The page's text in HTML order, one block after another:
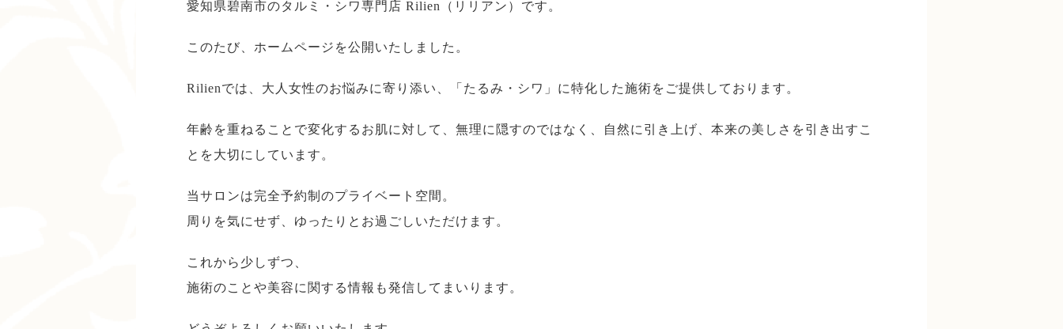
愛知県碧南市のタルミ・シワ専門店 Rilien（リリアン）です。
このたび、ホームページを公開いたしました。
Rilienでは、大人女性のお悩みに寄り添い、「たるみ・シワ」に特化した施術をご提供しております。
年齢を重ねることで変化するお肌に対して、無理に隠すのではなく、自然に引き上げ、本来の美しさを引き出すこ
とを大切にしています。
当サロンは完全予約制のプライベート空間。
周りを気にせず、ゆったりとお過ごしいただけます。
これから少しずつ、
施術のことや美容に関する情報も発信してまいります。